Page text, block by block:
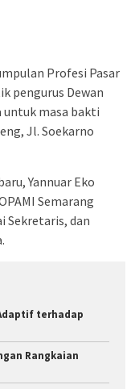
Profesi Pasar
pengurus Dewan
untuk masa bakti
Jl. Soekarno
Yannuar Eko
Semarang
Sekretaris, dan
terhadap
Rangkaian